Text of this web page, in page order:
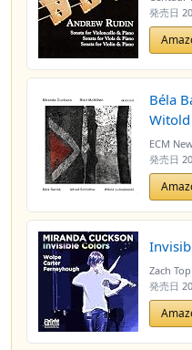
発売日
Béla
Witold
ECM
発売日
Zach Top
発売日